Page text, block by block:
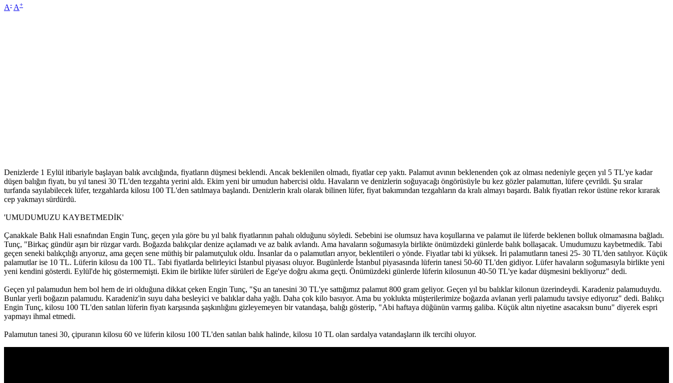
A- A+
Denizlerde 1 Eylül itibariyle başlayan balık avcılığında, fiyatların düşmesi beklendi. Ancak beklenilen olmadı, fiyatlar cep yaktı. Palamut avının beklenenden çok az olması nedeniyle geçen yıl 5 TL'ye kadar
düşen balığın fiyatı, bu yıl tanesi 30 TL'den tezgahta yerini aldı. Ekim yeni bir umudun habercisi oldu. Havaların ve denizlerin soğuyacağı öngörüsüyle bu kez gözler palamuttan, lüfere çevrildi. Şu sıralar
turfanda sayılabilecek lüfer, tezgahlarda kilosu 100 TL'den satılmaya başlandı. Denizlerin kralı olarak bilinen lüfer, fiyat bakımından tezgahların da kralı almayı başardı. Balık fiyatları rekor üstüne rekor kırarak
cep yakmayı sürdürdü.
'UMUDUMUZU KAYBETMEDİK'
Çanakkale Balık Hali esnafından Engin Tunç, geçen yıla göre bu yıl balık fiyatlarının pahalı olduğunu söyledi. Sebebini ise olumsuz hava koşullarına ve palamut ile lüferde beklenen bolluk olmamasına bağladı.
Tunç, "Birkaç gündür aşırı bir rüzgar vardı. Boğazda balıkçılar denize açılamadı ve az balık avlandı. Ama havaların soğumasıyla birlikte önümüzdeki günlerde balık bollaşacak. Umudumuzu kaybetmedik. Tabi
geçen seneki balıkçılığı arıyoruz, ama geçen sene müthiş bir palamutçuluk oldu. İnsanlar da o palamutları arıyor, beklentileri o yönde. Fiyatlar tabi ki yüksek. İri palamutların tanesi 25- 30 TL'den satılıyor. Küçük
palamutlar ise 10 TL. Lüferin kilosu da 100 TL. Tabi fiyatlarda belirleyici İstanbul piyasası oluyor. Bugünlerde İstanbul piyasasında lüferin tanesi 50-60 TL'den gidiyor. Lüfer havaların soğumasıyla birlikte yeni
yeni kendini gösterdi. Eylül'de hiç göstermemişti. Ekim ile birlikte lüfer sürüleri de Ege'ye doğru akıma geçti. Önümüzdeki günlerde lüferin kilosunun 40-50 TL'ye kadar düşmesini bekliyoruz" dedi.
Geçen yıl palamudun hem bol hem de iri olduğuna dikkat çeken Engin Tunç, "Şu an tanesini 30 TL'ye sattığımız palamut 800 gram geliyor. Geçen yıl bu balıklar kilonun üzerindeydi. Karadeniz palamuduydu.
Bunlar yerli boğazın palamudu. Karadeniz'in suyu daha besleyici ve balıklar daha yağlı. Daha çok kilo basıyor. Ama bu yoklukta müşterilerimize boğazda avlanan yerli palamudu tavsiye ediyoruz" dedi. Balıkçı
Engin Tunç, kilosu 100 TL'den satılan lüferin fiyatı karşısında şaşkınlığını gizleyemeyen bir vatandaşa, balığı gösterip, "Abi haftaya düğünün varmış galiba. Küçük altın niyetine asacaksın bunu" diyerek espri
yapmayı ihmal etmedi.
Palamutun tanesi 30, çipuranın kilosu 60 ve lüferin kilosu 100 TL'den satılan balık halinde, kilosu 10 TL olan sardalya vatandaşların ilk tercihi oluyor.